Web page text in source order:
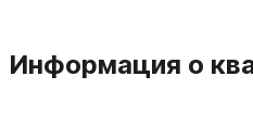
Информация о